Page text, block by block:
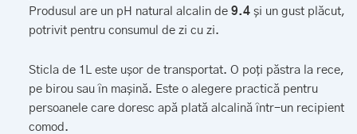
Produsul are un pH natural alcalin de 9.4și un gust plăcut,
potrivit pentru consumul de zi cu zi.
Sticla de 1L este ușor de transportat. O poți păstra la rece,
pe birou sau în mașină. Este o alegere practică pentru
persoanele care doresc apă plată alcalină într-un recipient
comod.